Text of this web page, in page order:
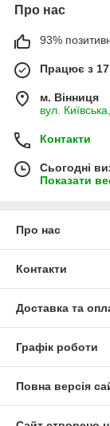
Про нас
93%
Працює з
м. Вінниця
вул.
Контакти
Сьогодні
Показати
Про нас
Контакти
Доставка та
Графік роботи
Повна версія